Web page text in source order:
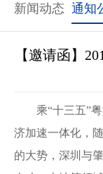
新闻动态 通知
【邀请函】
乘“十三五”
济加速一体化，
的大势，深圳与